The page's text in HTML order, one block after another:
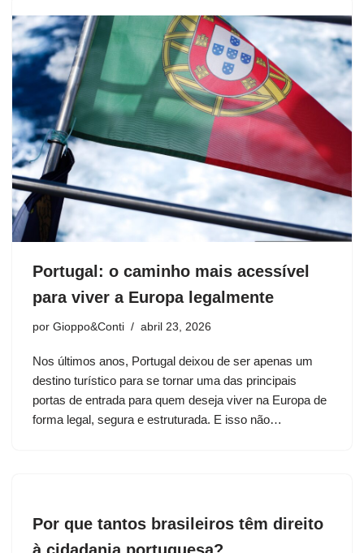
Portugal: o caminho mais acessível
para viver a Europa legalmente
por Gioppo&Conti abril 23, 2026
Nos últimos anos, Portugal deixou de ser apenas um
destino turístico para se tornar uma das principais
portas de entrada para quem deseja viver na Europa de
forma legal, segura e estruturada. E isso não…
Por que tantos brasileiros têm direito